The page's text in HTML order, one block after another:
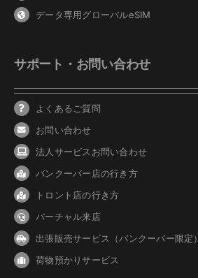
データ専用グローバルeSIM
サポート・お問い合わせ
よくあるご質問
お問い合わせ
法人サービスお問い合わせ
バンクーバー 店の行き方
トロント店の行き方
バーチャル来店
出張販売サービス（バンクーバー限定）
荷物預かりサービス